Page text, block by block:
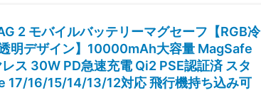
2 モバイルバッテリーマグセーフ【RGB冷
明デザイン】10000mAh大容量 MagSafe
ス 30W PD急速充電 Qi2 PSE認証済 スタ
17/16/15/14/13/12対応 飛行機持ち込み可